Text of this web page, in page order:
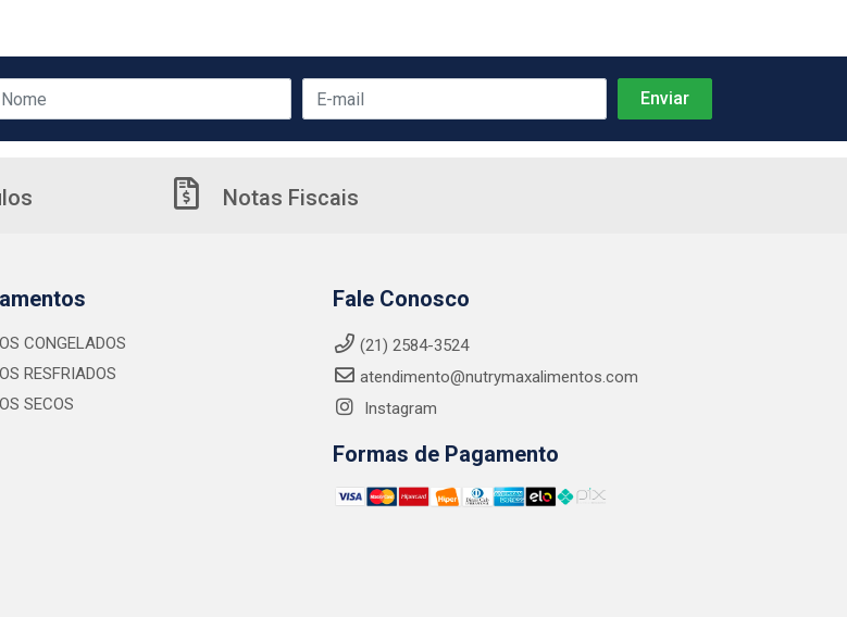
Notas Fiscais
CONGELADOS
RESFRIADOS
SECOS
Fale Conosco
(21) 2584-3524
atendimento@nutrymaxalimentos.com
Instagram
Formas de Pagamento